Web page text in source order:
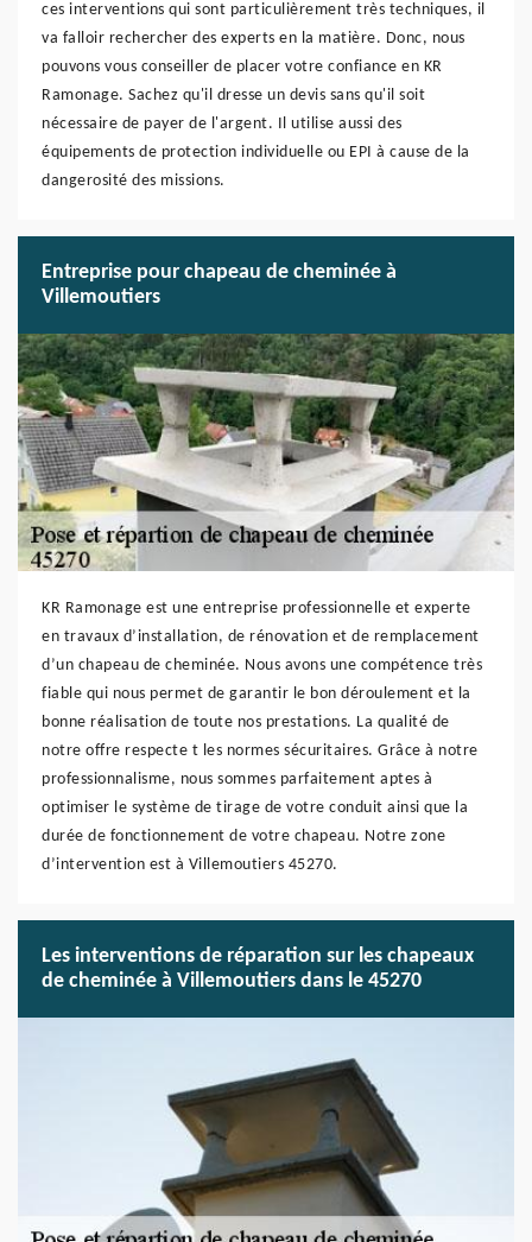
ces interventions qui sont particulièrement très techniques, il
va falloir rechercher des experts en la matière. Donc, nous
pouvons vous conseiller de placer votre confiance en KR
Ramonage. Sachez qu'il dresse un devis sans qu'il soit
nécessaire de payer de l'argent. Il utilise aussi des
équipements de protection individuelle ou EPI à cause de la
dangerosité des missions.
Entreprise pour chapeau de cheminée à
Villemoutiers
KR Ramonage est une entreprise professionnelle et experte
en travaux d’installation, de rénovation et de remplacement
d’un chapeau de cheminée. Nous avons une compétence très
fiable qui nous permet de garantir le bon déroulement et la
bonne réalisation de toute nos prestations. La qualité de
notre offre respecte t les normes sécuritaires. Grâce à notre
professionnalisme, nous sommes parfaitement aptes à
optimiser le système de tirage de votre conduit ainsi que la
durée de fonctionnement de votre chapeau. Notre zone
d’intervention est à Villemoutiers 45270.
Les interventions de réparation sur les chapeaux
de cheminée à Villemoutiers dans le 45270